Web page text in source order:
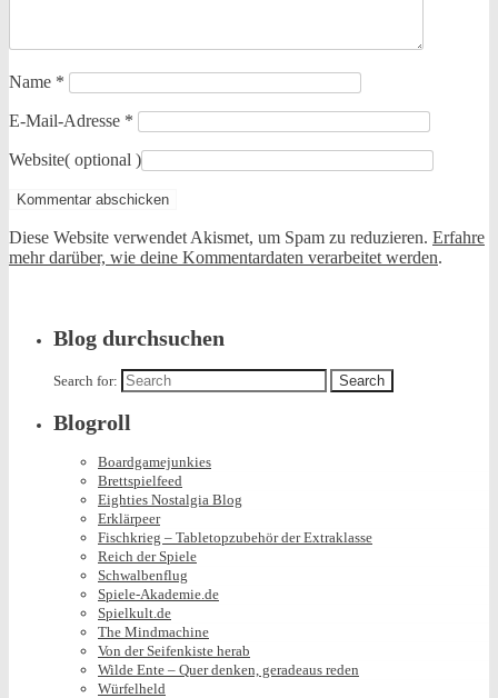
Name *
E-Mail-Adresse *
Website( optional )
Diese Website verwendet Akismet, um Spam zu reduzieren. Erfahre
mehr darüber, wie deine Kommentardaten verarbeitet werden.
Blog durchsuchen
Search for:
Blogroll
Boardgamejunkies
Brettspielfeed
Eighties Nostalgia Blog
Erklärpeer
Fischkrieg – Tabletopzubehör der Extraklasse
Reich der Spiele
Schwalbenflug
Spiele-Akademie.de
Spielkult.de
The Mindmachine
Von der Seifenkiste herab
Wilde Ente – Quer denken, geradeaus reden
Würfelheld